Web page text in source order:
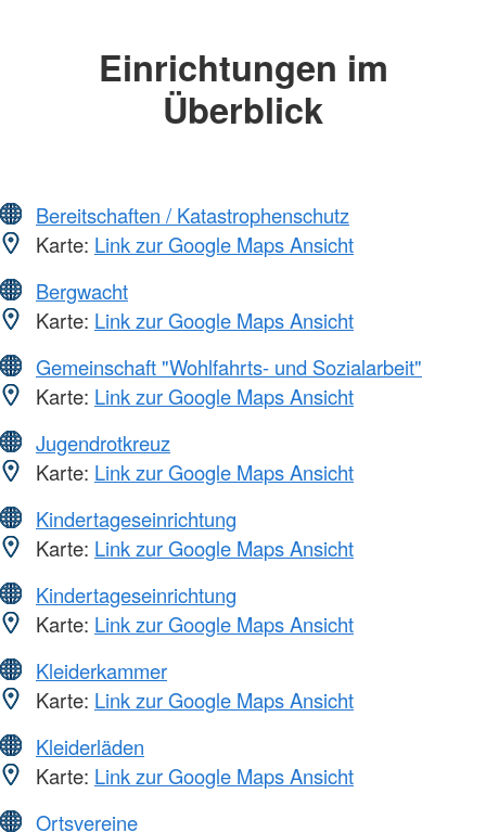
Einrichtungen im
Überblick
Bereitschaften / Katastrophenschutz
Karte: Link zur Google Maps Ansicht
Bergwacht
Karte: Link zur Google Maps Ansicht
Gemeinschaft "Wohlfahrts- und Sozialarbeit"
Karte: Link zur Google Maps Ansicht
Jugendrotkreuz
Karte: Link zur Google Maps Ansicht
Kindertageseinrichtung
Karte: Link zur Google Maps Ansicht
Kindertageseinrichtung
Karte: Link zur Google Maps Ansicht
Kleiderkammer
Karte: Link zur Google Maps Ansicht
Kleiderläden
Karte: Link zur Google Maps Ansicht
Ortsvereine